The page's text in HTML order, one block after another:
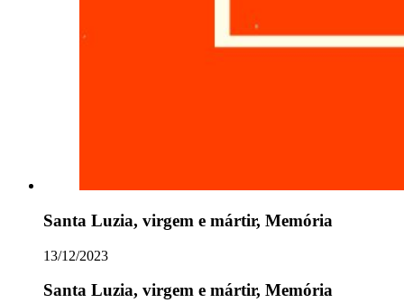
Santa Luzia, virgem e mártir, Memória
13/12/2023
Santa Luzia, virgem e mártir, Memória